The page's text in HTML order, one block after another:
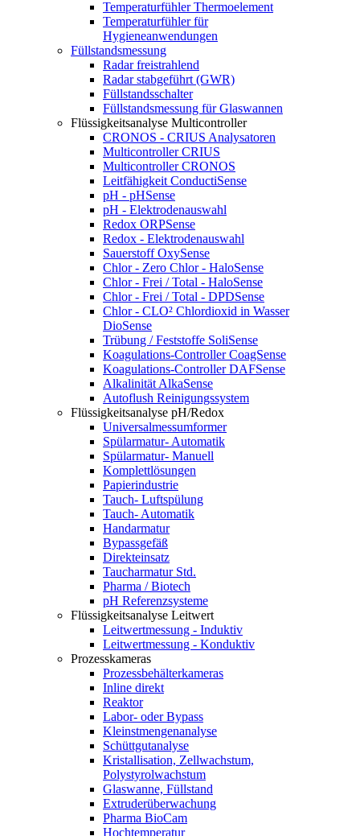
Temperaturfühler Thermoelement
Temperaturfühler für
Hygieneanwendungen
Füllstandsmessung
Radar freistrahlend
Radar stabgeführt (GWR)
Füllstandsschalter
Füllstandsmessung für Glaswannen
Flüssigkeitsanalyse Multicontroller
CRONOS - CRIUS Analysatoren
Multicontroller CRIUS
Multicontroller CRONOS
Leitfähigkeit ConductiSense
pH - pHSense
pH - Elektrodenauswahl
Redox ORPSense
Redox - Elektrodenauswahl
Sauerstoff OxySense
Chlor - Zero Chlor - HaloSense
Chlor - Frei / Total - HaloSense
Chlor - Frei / Total - DPDSense
Chlor - CLO² Chlordioxid in Wasser
DioSense
Trübung / Feststoffe SoliSense
Koagulations-Controller CoagSense
Koagulations-Controller DAFSense
Alkalinität AlkaSense
Autoflush Reinigungssystem
Flüssigkeitsanalyse pH/Redox
Universalmessumformer
Spülarmatur- Automatik
Spülarmatur- Manuell
Komplettlösungen
Papierindustrie
Tauch- Luftspülung
Tauch- Automatik
Handarmatur
Bypassgefäß
Direkteinsatz
Taucharmatur Std.
Pharma / Biotech
pH Referenzsysteme
Flüssigkeitsanalyse Leitwert
Leitwertmessung - Induktiv
Leitwertmessung - Konduktiv
Prozesskameras
Prozessbehälterkameras
Inline direkt
Reaktor
Labor- oder Bypass
Kleinstmengenanalyse
Schüttgutanalyse
Kristallisation, Zellwachstum,
Polystyrolwachstum
Glaswanne, Füllstand
Extruderüberwachung
Pharma BioCam
Hochtemperatur